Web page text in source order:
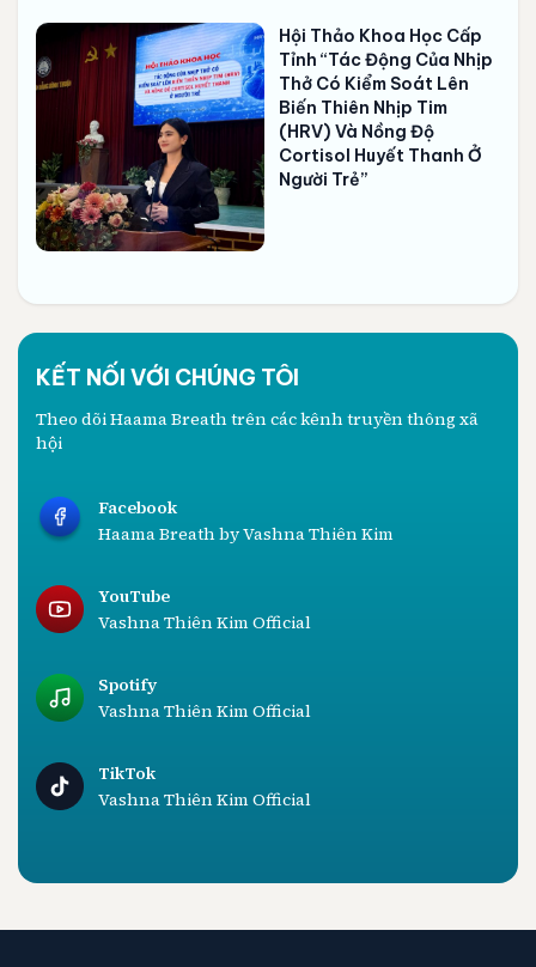
Hội Thảo Khoa Học Cấp
Tỉnh “Tác Động Của Nhịp
Thở Có Kiểm Soát Lên
Biến Thiên Nhịp Tim
(HRV) Và Nồng Độ
Cortisol Huyết Thanh Ở
Người Trẻ”
KẾT NỐI VỚI CHÚNG TÔI
Theo dõi Haama Breath trên các kênh truyền thông xã
hội
Facebook
Haama Breath by Vashna Thiên Kim
YouTube
Vashna Thiên Kim Official
Spotify
Vashna Thiên Kim Official
TikTok
Vashna Thiên Kim Official